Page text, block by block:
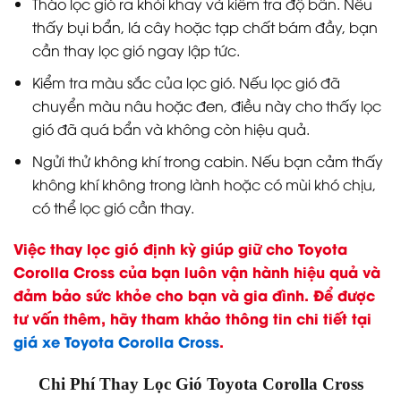
thấy bụi bẩn, lá cây hoặc tạp chất bám đầy, bạn
cần thay lọc gió ngay lập tức.
Kiểm tra màu sắc của lọc gió. Nếu lọc gió đã
chuyển màu nâu hoặc đen, điều này cho thấy lọc
gió đã quá bẩn và không còn hiệu quả.
Ngửi thử không khí trong cabin. Nếu bạn cảm thấy
không khí không trong lành hoặc có mùi khó chịu,
có thể lọc gió cần thay.
Việc thay lọc gió định kỳ giúp giữ cho Toyota
Corolla Cross của bạn luôn vận hành hiệu quả và
đảm bảo sức khỏe cho bạn và gia đình. Để được
tư vấn thêm, hãy tham khảo thông tin chi tiết tại
giá xe Toyota Corolla Cross.
Chi Phí Thay Lọc Gió Toyota Corolla Cross